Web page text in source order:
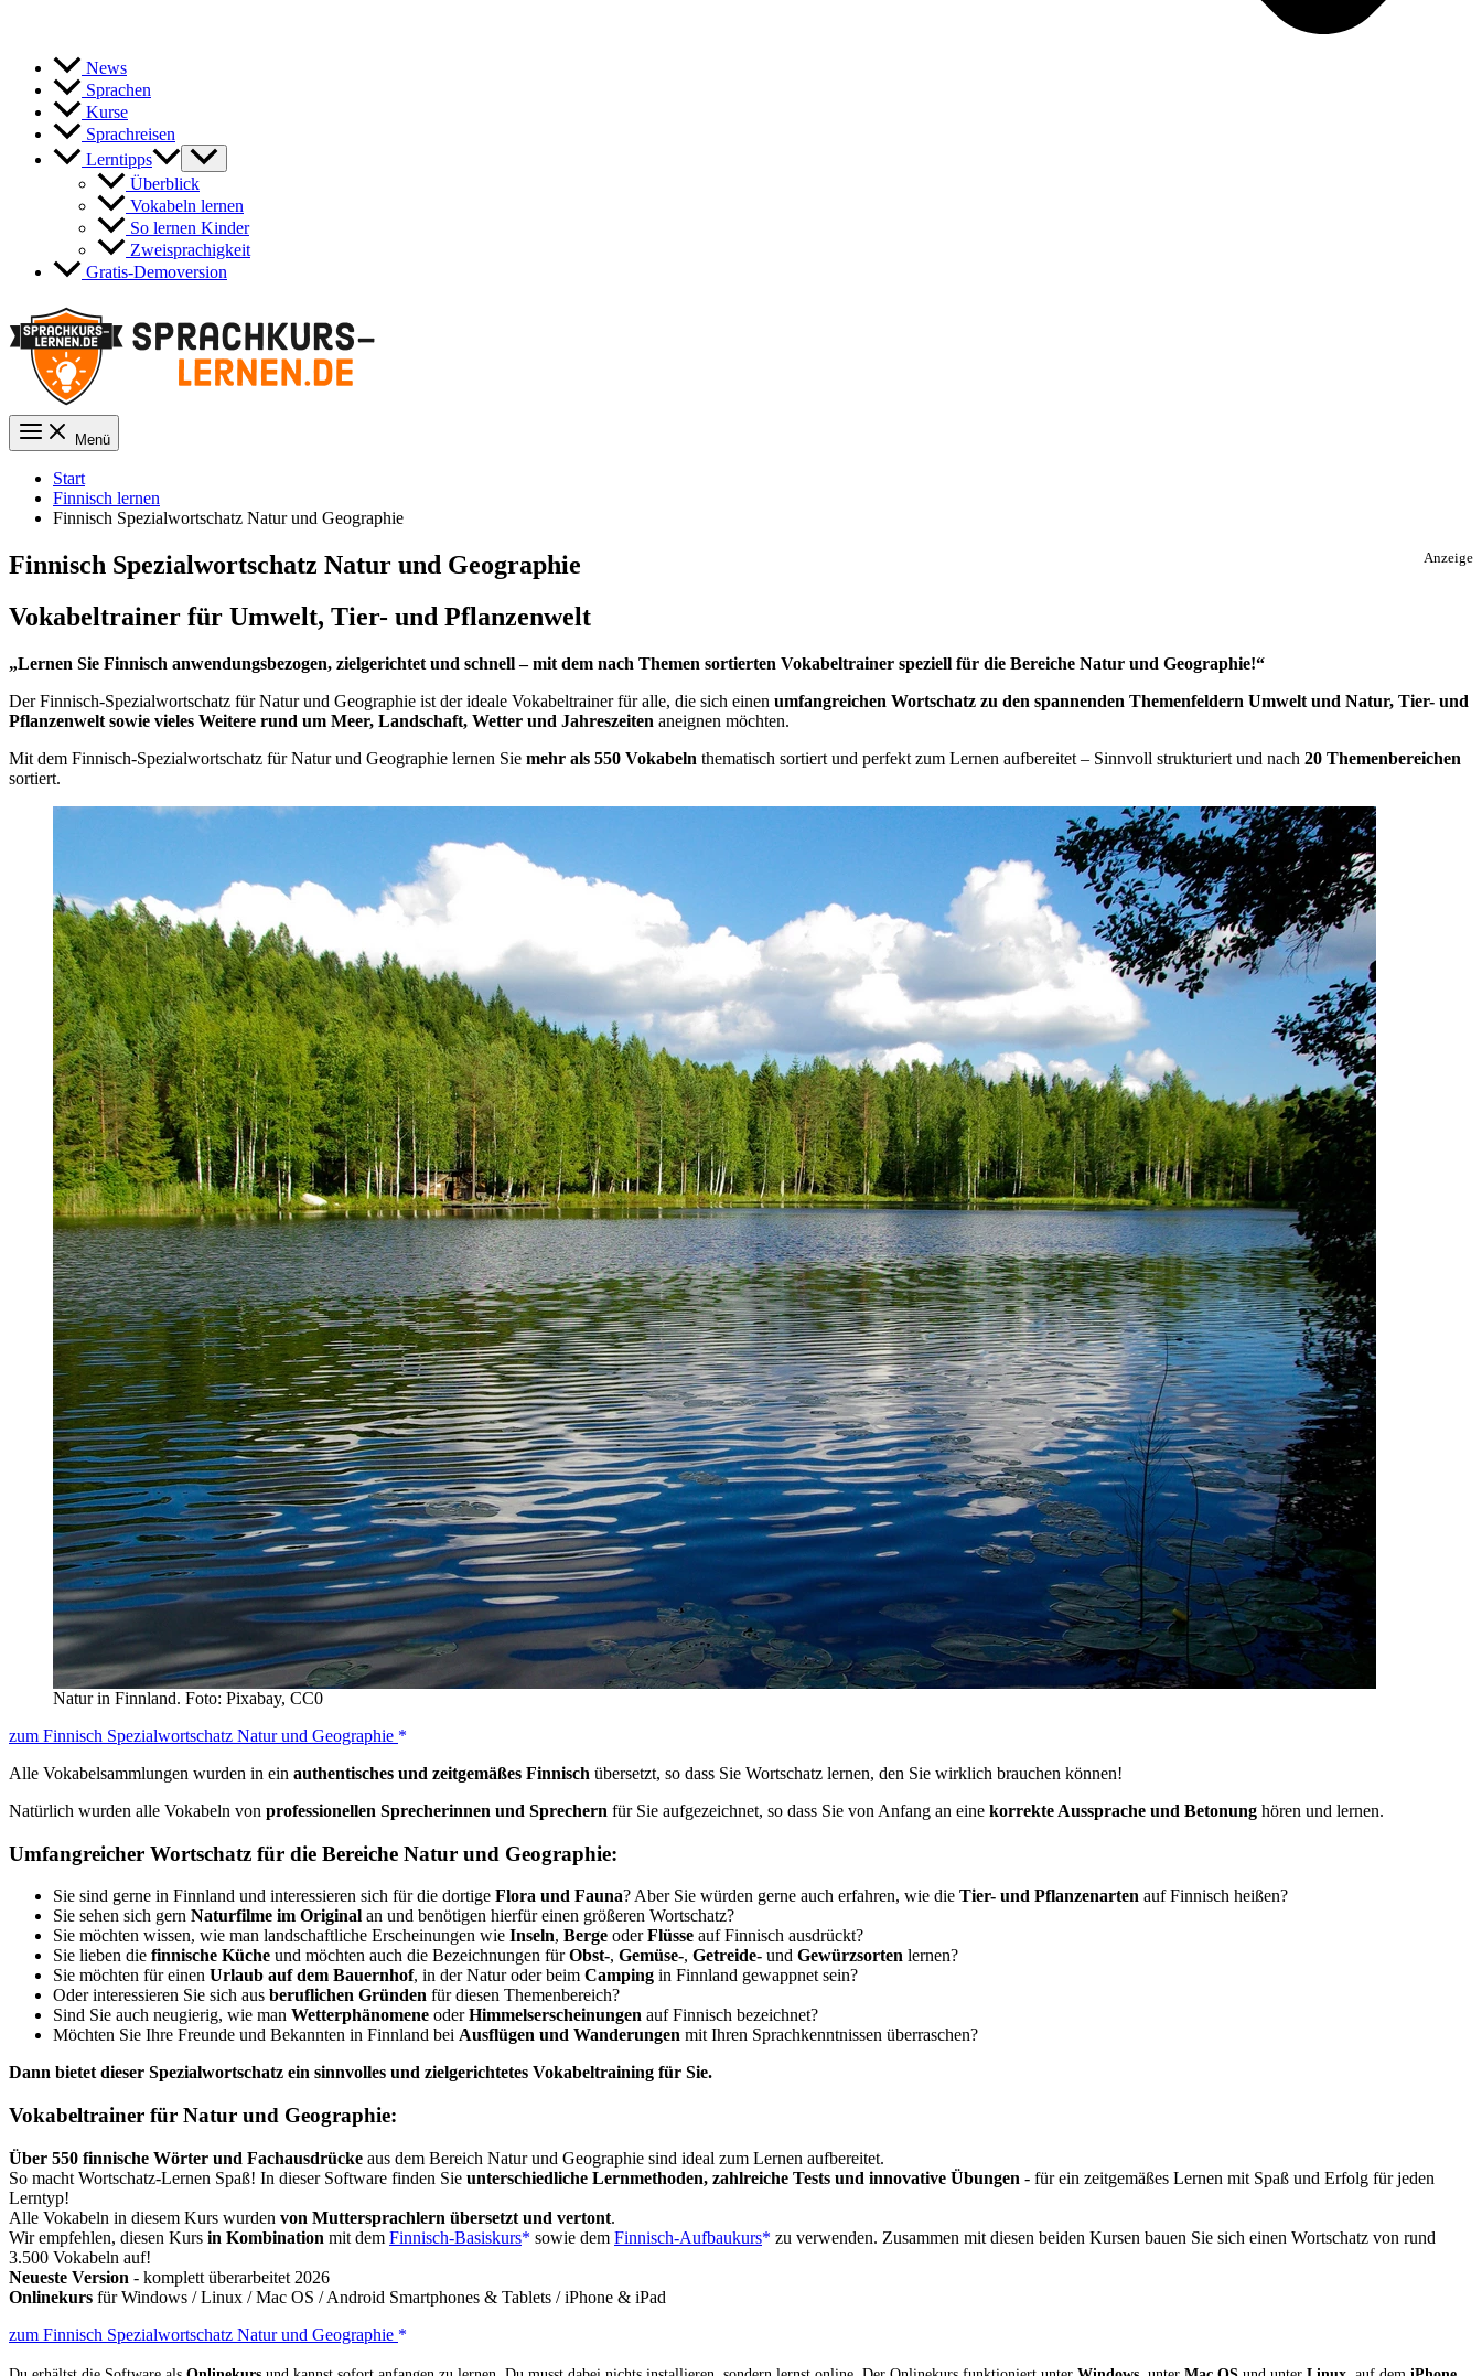
News
Sprachen
Kurse
Sprachreisen
Lerntipps
Überblick
Vokabeln lernen
So lernen Kinder
Zweisprachigkeit
Gratis-Demoversion
Menü
Start
Finnisch lernen
Finnisch Spezialwortschatz Natur und Geographie
Anzeige
Finnisch Spezialwortschatz Natur und Geographie
Vokabeltrainer für Umwelt, Tier- und Pflanzenwelt
„Lernen Sie Finnisch anwendungsbezogen, zielgerichtet und schnell – mit dem nach Themen sortierten Vokabeltrainer speziell für die Bereiche Natur und Geographie!“
Der Finnisch-Spezialwortschatz für Natur und Geographie ist der ideale Vokabeltrainer für alle, die sich einen umfangreichen Wortschatz zu den spannenden Themenfeldern Umwelt und Natur, Tier- und
Pflanzenwelt sowie vieles Weitere rund um Meer, Landschaft, Wetter und Jahreszeiten aneignen möchten.
Mit dem Finnisch-Spezialwortschatz für Natur und Geographie lernen Sie mehr als 550 Vokabeln thematisch sortiert und perfekt zum Lernen aufbereitet – Sinnvoll strukturiert und nach 20 Themenbereichen
sortiert.
Natur in Finnland. Foto: Pixabay, CC0
zum Finnisch Spezialwortschatz Natur und Geographie
Alle Vokabelsammlungen wurden in ein authentisches und zeitgemäßes Finnisch übersetzt, so dass Sie Wortschatz lernen, den Sie wirklich brauchen können!
Natürlich wurden alle Vokabeln von professionellen Sprecherinnen und Sprechern für Sie aufgezeichnet, so dass Sie von Anfang an eine korrekte Aussprache und Betonung hören und lernen.
Umfangreicher Wortschatz für die Bereiche Natur und Geographie:
Sie sind gerne in Finnland und interessieren sich für die dortige Flora und Fauna? Aber Sie würden gerne auch erfahren, wie die Tier- und Pflanzenarten auf Finnisch heißen?
Sie sehen sich gern Naturfilme im Original an und benötigen hierfür einen größeren Wortschatz?
Sie möchten wissen, wie man landschaftliche Erscheinungen wie Inseln, Berge oderFlüsse auf Finnisch ausdrückt?
Sie lieben die finnische Küche und möchten auch die Bezeichnungen fürObst-, Gemüse-, Getreide- und Gewürzsorten lernen?
Sie möchten für einen Urlaub auf dem Bauernhof, in der Natur oder beim Camping in Finnland gewappnet sein?
Oder interessieren Sie sich aus beruflichen Gründen für diesen Themenbereich?
Sind Sie auch neugierig, wie man Wetterphänomene oderHimmelserscheinungen auf Finnisch bezeichnet?
Möchten Sie Ihre Freunde und Bekannten in Finnland bei Ausflügen und Wanderungen mit Ihren Sprachkenntnissen überraschen?
Dann bietet dieser Spezialwortschatz ein sinnvolles und zielgerichtetes Vokabeltraining für Sie.
Vokabeltrainer für Natur und Geographie:
Über 550 finnische Wörter und Fachausdrücke aus dem Bereich Natur und Geographie sind ideal zum Lernen aufbereitet.
So macht Wortschatz-Lernen Spaß! In dieser Software finden Sie unterschiedliche Lernmethoden, zahlreiche Tests und innovative Übungen - für ein zeitgemäßes Lernen mit Spaß und Erfolg für jeden
Lerntyp!
Alle Vokabeln in diesem Kurs wurden von Muttersprachlern übersetzt und vertont.
Wir empfehlen, diesen Kurs in Kombination mit dem Finnisch-Basiskurs sowie dem Finnisch-Aufbaukurs
zu verwenden. Zusammen mit diesen beiden Kursen bauen Sie sich einen Wortschatz von rund
3.500 Vokabeln auf!
Neueste Version - komplett überarbeitet 2026
Onlinekurs für Windows / Linux / Mac OS / Android Smartphones & Tablets / iPhone & iPad
zum Finnisch Spezialwortschatz Natur und Geographie